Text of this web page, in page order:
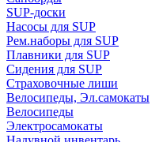
SUP-доски
Насосы для SUP
Рем.наборы для SUP
Плавники для SUP
Сидения для SUP
Страховочные лиши
Велосипеды, Эл.самокаты
Велосипеды
Электросамокаты